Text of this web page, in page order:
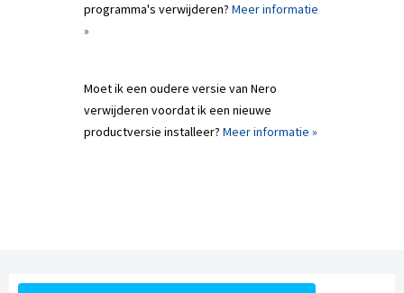
programma's verwijderen? Meer informatie
»
Moet ik een oudere versie van Nero
verwijderen voordat ik een nieuwe
productversie installeer? Meer informatie »